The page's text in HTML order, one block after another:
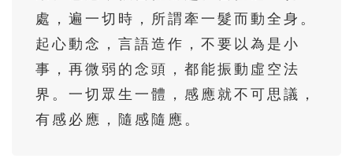
61 62 64
66 68 69
71 72 74
76 77 78 79 80
81 82 83
處，遍一切時，所謂牽一髮而動全身。
起心動念，言語造作，不要以為是小
事，再微弱的念頭，都能振動虛空法
界。一切眾生一體，感應就不可思議，
有感必應，隨感隨應。